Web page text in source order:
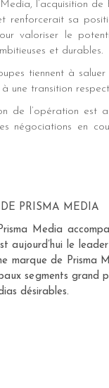
Media, l’acquisition
renforcerait sa
valoriser le
et durables.
tiennent à
une transition
de l’opération est
négociations en
PRISMA MEDIA
Media
aujourd’hui le
marque de Prisma
segments grand
désirables.